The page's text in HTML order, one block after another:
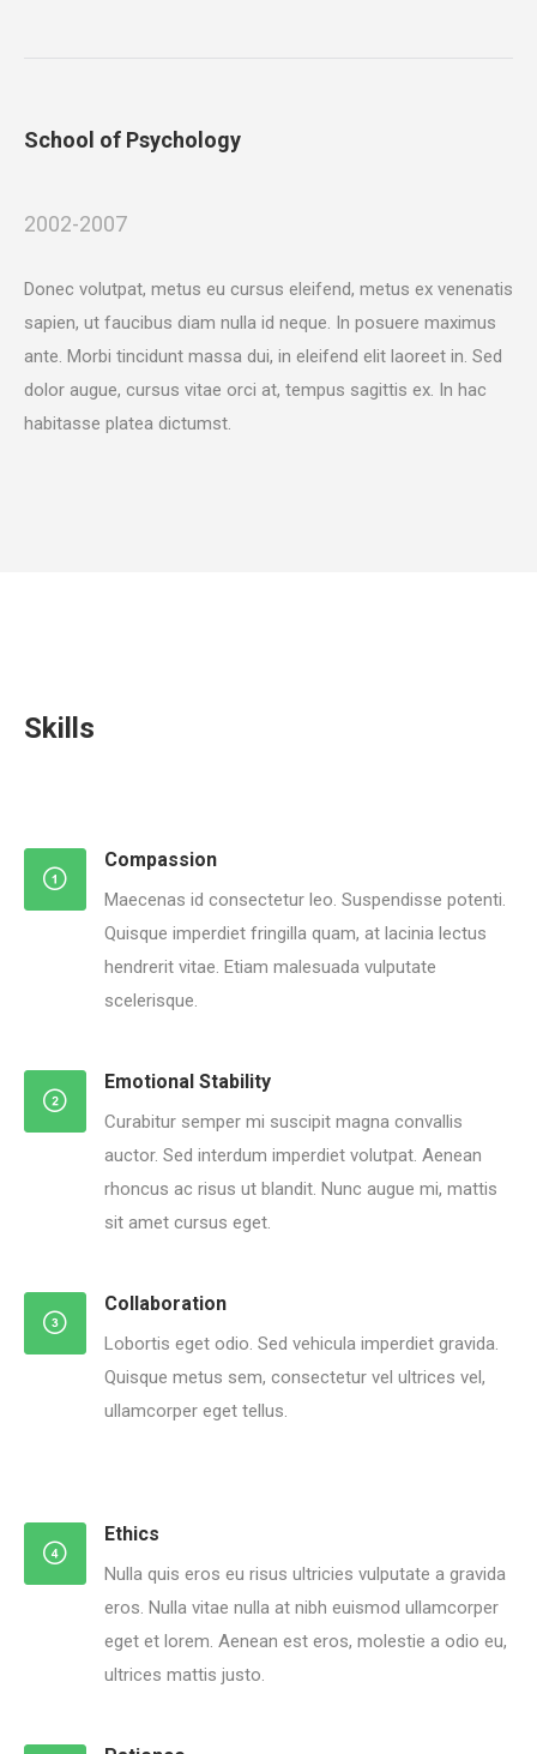
School of Psychology
2002-2007
Donec volutpat, metus eu cursus eleifend, metus ex venenatis
sapien, ut faucibus diam nulla id neque. In posuere maximus
ante. Morbi tincidunt massa dui, in eleifend elit laoreet in. Sed
dolor augue, cursus vitae orci at, tempus sagittis ex. In hac
habitasse platea dictumst.
Skills
Compassion
Maecenas id consectetur leo. Suspendisse potenti.
Quisque imperdiet fringilla quam, at lacinia lectus
hendrerit vitae. Etiam malesuada vulputate
scelerisque.
Emotional Stability
Curabitur semper mi suscipit magna convallis
auctor. Sed interdum imperdiet volutpat. Aenean
rhoncus ac risus ut blandit. Nunc augue mi, mattis
sit amet cursus eget.
Collaboration
Lobortis eget odio. Sed vehicula imperdiet gravida.
Quisque metus sem, consectetur vel ultrices vel,
ullamcorper eget tellus.
Ethics
Nulla quis eros eu risus ultricies vulputate a gravida
eros. Nulla vitae nulla at nibh euismod ullamcorper
eget et lorem. Aenean est eros, molestie a odio eu,
ultrices mattis justo.